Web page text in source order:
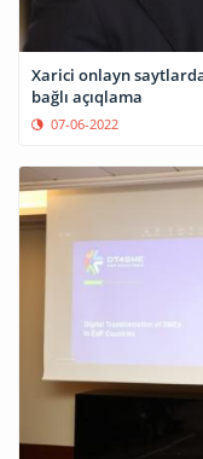
Xarici onlayn
bağlı açıqlama
07-06-2022